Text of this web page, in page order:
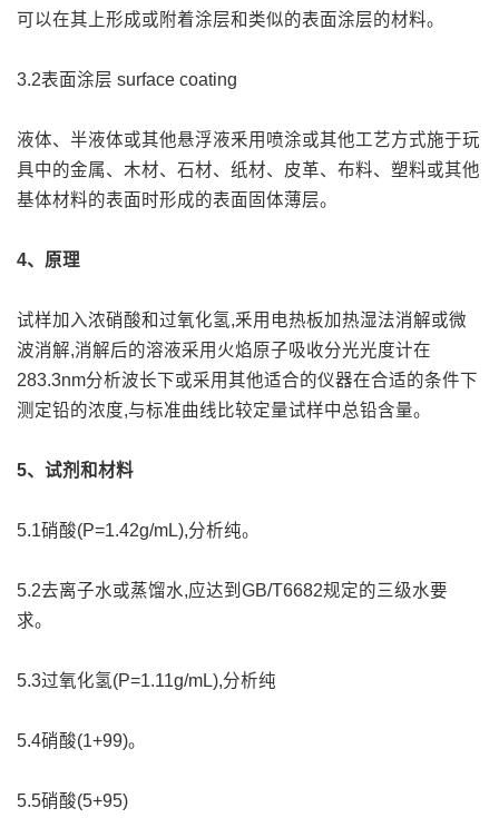
可以在其上形成或附着涂层和类似的表面涂层的材料。
3.2表面涂层 surface coating
液体、半液体或其他悬浮液釆用喷涂或其他工艺方式施于玩
具中的金属、木材、石材、纸材、皮革、布料、塑料或其他
基体材料的表面时形成的表面固体薄层。
4、原理
试样加入浓硝酸和过氧化氢,釆用电热板加热湿法消解或微
波消解,消解后的溶液采用火焰原子吸收分光光度计在
283.3nm分析波长下或采用其他适合的仪器在合适的条件下
测定铅的浓度,与标准曲线比较定量试样中总铅含量。
5、试剂和材料
5.1硝酸(P=1.42g/mL),分析纯。
5.2去离子水或蒸馏水,应达到GB/T6682规定的三级水要
求。
5.3过氧化氢(P=1.11g/mL),分析纯
5.4硝酸(1+99)。
5.5硝酸(5+95)